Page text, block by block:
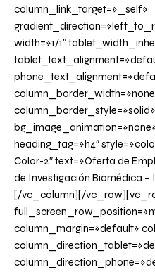
column_link_target=»_self»
width=»1/1″
column_border_style=»solid»
heading_tag=»h4″
Color-2″ text=»Oferta de
de Investigación Biomédica –
[/vc_column][/
column_margin=»default»